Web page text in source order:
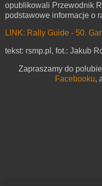
opublikowali Przewodnik
podstawowe informacje o
LINK: Rally Guide - 50.
tekst: rsmp.pl, fot.: Jakub
Zapraszamy do
Facebooku,